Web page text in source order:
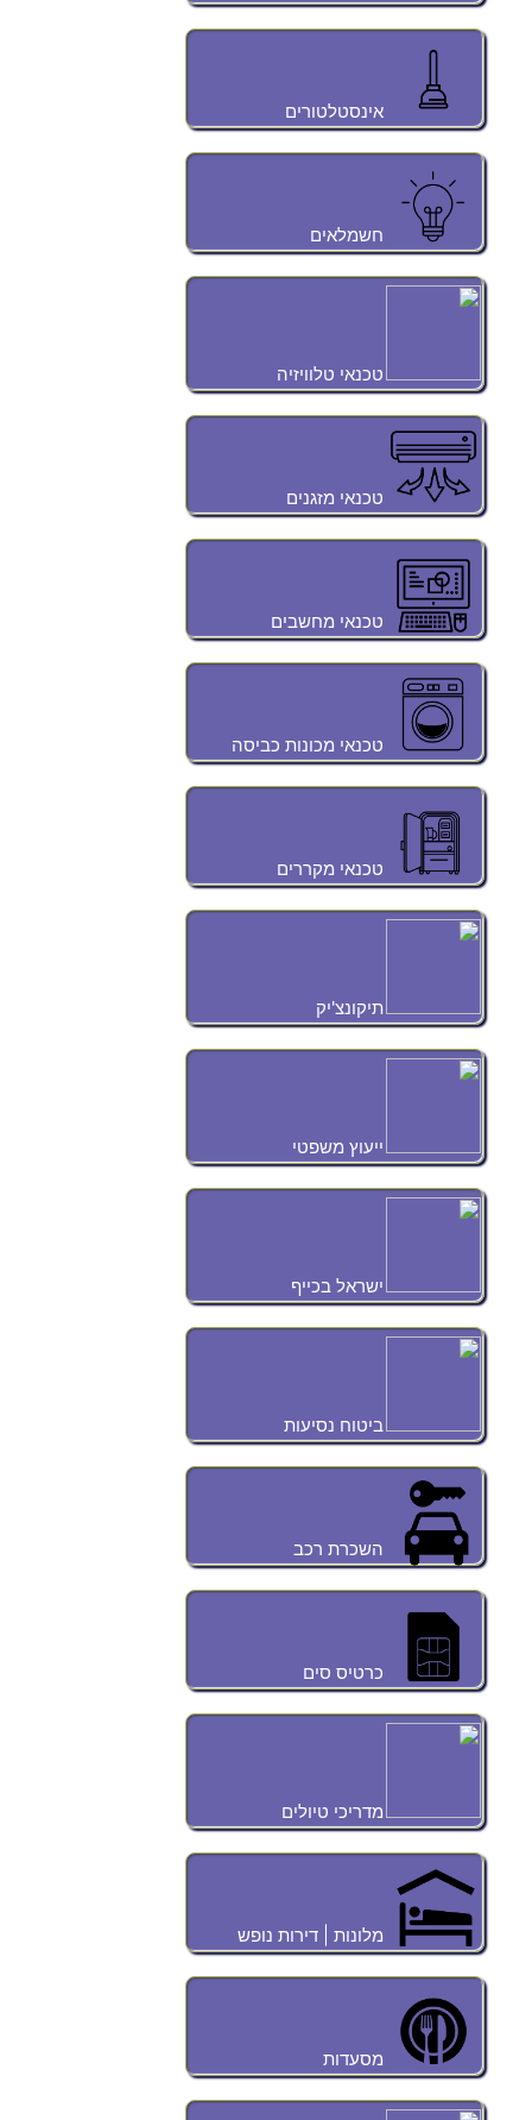
אינסטלטורים
חשמלאים
טכנאי טלוויזיה
טכנאי מזגנים
טכנאי מחשבים
טכנאי מכונות כביסה
טכנאי מקררים
תיקונצ'יק
ייעוץ משפטי
ישראל בכייף
ביטוח נסיעות
השכרת רכב
כרטיס סים
מדריכי טיולים
מלונות | דירות נופש
מסעדות